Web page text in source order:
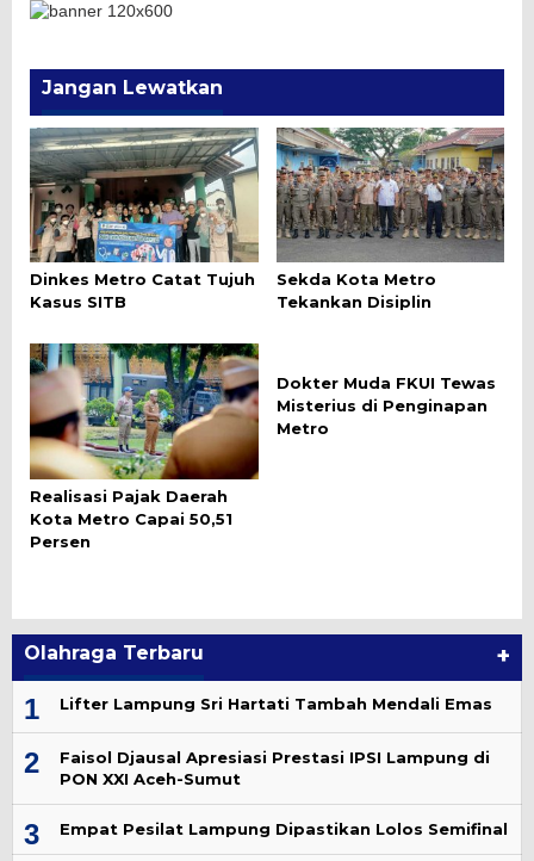
Jangan Lewatkan
Dinkes Metro Catat Tujuh
Kasus SITB
Sekda Kota Metro
Tekankan Disiplin
Realisasi Pajak Daerah
Kota Metro Capai 50,51
Persen
Dokter Muda FKUI Tewas
Misterius di Penginapan
Metro
Olahraga Terbaru +
1 Lifter Lampung Sri Hartati Tambah Mendali Emas
2
Faisol Djausal Apresiasi Prestasi IPSI Lampung di
PON XXI Aceh-Sumut
3 Empat Pesilat Lampung Dipastikan Lolos Semifinal